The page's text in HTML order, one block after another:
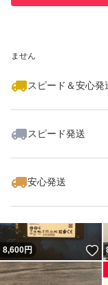
ません
スピード＆安心発
スピード発送
安心発送
8,600円